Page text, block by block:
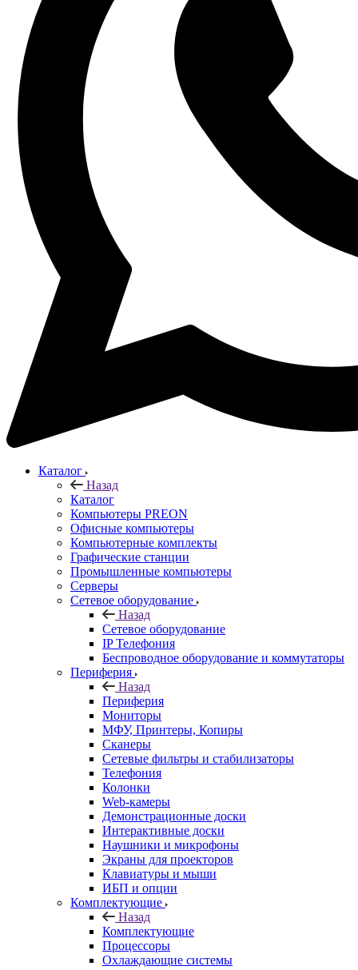
Каталог
Назад
Каталог
Компьютеры PREON
Офисные компьютеры
Компьютерные комплекты
Графические станции
Промышленные компьютеры
Серверы
Сетевое оборудование
Назад
Сетевое оборудование
IP Телефония
Беспроводное оборудование и коммутаторы
Периферия
Назад
Периферия
Мониторы
МФУ, Принтеры, Копиры
Сканеры
Сетевые фильтры и стабилизаторы
Телефония
Колонки
Web-камеры
Демонстрационные доски
Интерактивные доски
Наушники и микрофоны
Экраны для проекторов
Клавиатуры и мыши
ИБП и опции
Комплектующие
Назад
Комплектующие
Процессоры
Охлаждающие системы